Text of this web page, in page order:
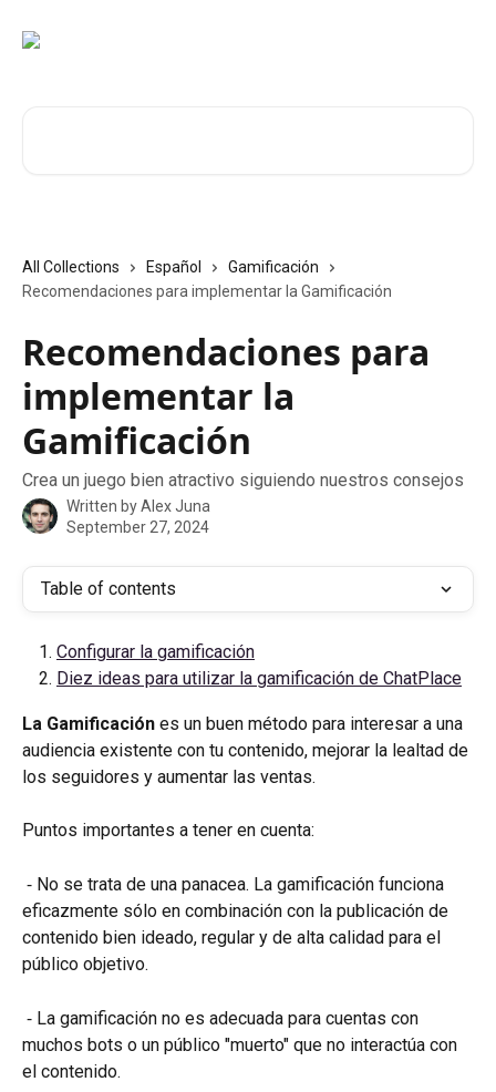
All Collections Español
Gamificación
Recomendaciones para implementar la Gamificación
Recomendaciones para
implementar la
Gamificación
Crea un juego bien atractivo siguiendo nuestros consejos
Written byAlex Juna
September 27, 2024
Table of contents
Configurar la gamificación
Diez ideas para utilizar la gamificación de ChatPlace
La Gamificación es un buen método para interesar a una
audiencia existente con tu contenido, mejorar la lealtad de
los seguidores y aumentar las ventas.
Puntos importantes a tener en cuenta:
eficazmente sólo en combinación con la publicación de
contenido bien ideado, regular y de alta calidad para el
público objetivo.
muchos bots o un público "muerto" que no interactúa con
el contenido.